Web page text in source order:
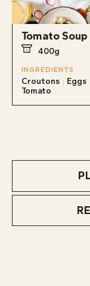
Tomato Soup
400g
INGREDIENTS
Croutons Eggs
Tomato